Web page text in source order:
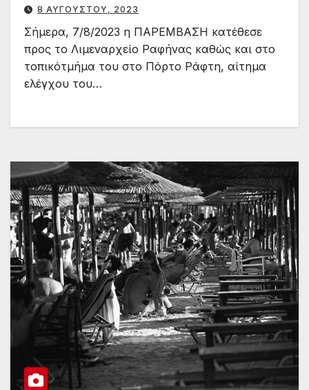
8 ΑΥΓΟΎΣΤΟΥ, 2023
Σήμερα, 7/8/2023 η ΠΑΡΕΜΒΑΣΗ κατέθεσε
προς το Λιμεναρχείο Ραφήνας καθώς και στο
τοπικότμήμα του στο Πόρτο Ράφτη, αίτημα
ελέγχου του…